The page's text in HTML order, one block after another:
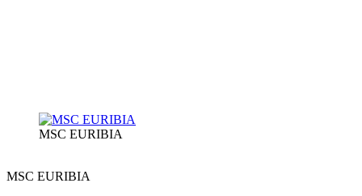
MSC EURIBIA
MSC EURIBIA